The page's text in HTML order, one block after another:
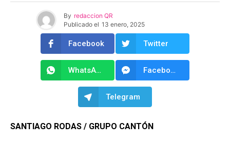
By redaccion QR
Publicado el 13 enero, 2025
Facebook Twitter
WhatsApp Facebook Messenger
Telegram
SANTIAGO RODAS / GRUPO CANTÓN